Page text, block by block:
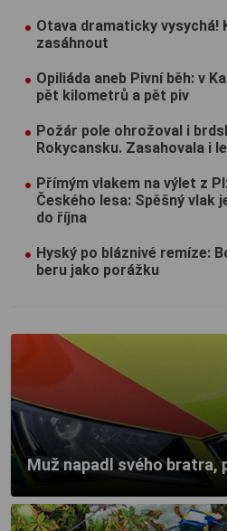
Otava dramaticky vysychá!
zasáhnout
Opiliáda aneb Pivní běh: v
pět kilometrů a pět piv
Požár pole ohrožoval i
Rokycansku. Zasahovala i
Přímým vlakem na výlet z
Českého lesa: Spěšný vlak
do října
Hyský po bláznivé remíze:
beru jako porážku
Muž napadl svého bratra,